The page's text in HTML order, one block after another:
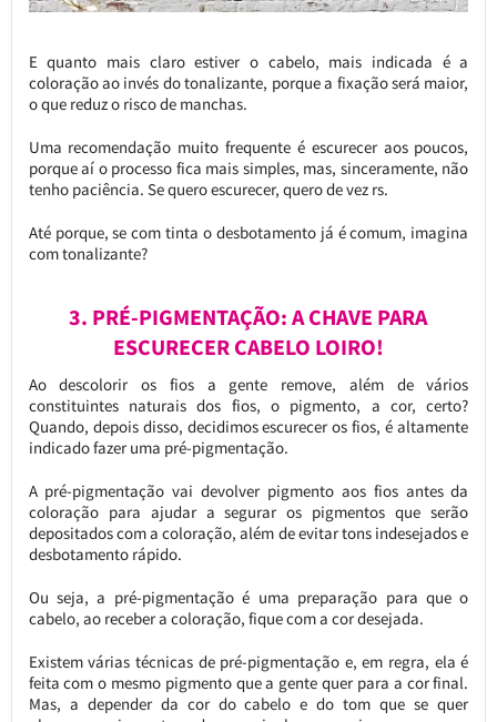
E quanto mais claro estiver o cabelo, mais indicada é a
coloração ao invés do tonalizante, porque a fixação será maior,
o que reduz o risco de manchas.
Uma recomendação muito frequente é escurecer aos poucos,
porque aí o processo fica mais simples, mas, sinceramente, não
tenho paciência. Se quero escurecer, quero de vez rs.
Até porque, se com tinta o desbotamento já é comum, imagina
com tonalizante?
3. PRÉ-PIGMENTAÇÃO: A CHAVE PARA
ESCURECER CABELO LOIRO!
Ao descolorir os fios a gente remove, além de vários
constituintes naturais dos fios, o pigmento, a cor, certo?
Quando, depois disso, decidimos escurecer os fios, é altamente
indicado fazer uma pré-pigmentação.
A pré-pigmentação vai devolver pigmento aos fios antes da
coloração para ajudar a segurar os pigmentos que serão
depositados com a coloração, além de evitar tons indesejados e
desbotamento rápido.
Ou seja, a pré-pigmentação é uma preparação para que o
cabelo, ao receber a coloração, fique com a cor desejada.
Existem várias técnicas de pré-pigmentação e, em regra, ela é
feita com o mesmo pigmento que a gente quer para a cor final.
Mas, a depender da cor do cabelo e do tom que se quer